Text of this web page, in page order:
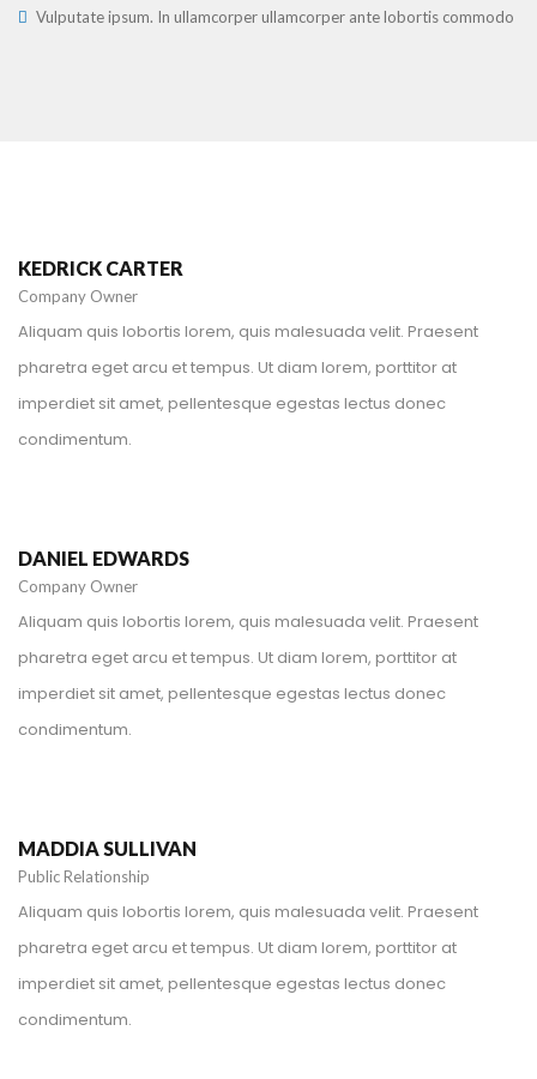
Vulputate ipsum. In ullamcorper ullamcorper ante lobortis commodo
KEDRICK CARTER
Company Owner
Aliquam quis lobortis lorem, quis malesuada velit. Praesent
pharetra eget arcu et tempus. Ut diam lorem, porttitor at
imperdiet sit amet, pellentesque egestas lectus donec
condimentum.
DANIEL EDWARDS
Company Owner
Aliquam quis lobortis lorem, quis malesuada velit. Praesent
pharetra eget arcu et tempus. Ut diam lorem, porttitor at
imperdiet sit amet, pellentesque egestas lectus donec
condimentum.
MADDIA SULLIVAN
Public Relationship
Aliquam quis lobortis lorem, quis malesuada velit. Praesent
pharetra eget arcu et tempus. Ut diam lorem, porttitor at
imperdiet sit amet, pellentesque egestas lectus donec
condimentum.